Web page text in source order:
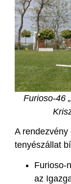
Furioso-46
A
tenyészállat
Furioso-
az